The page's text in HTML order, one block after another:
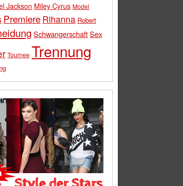
Jackson Miley Cyrus Model
Premiere Rihanna Robert
SchwangerschaftSex
Tournee Trennung